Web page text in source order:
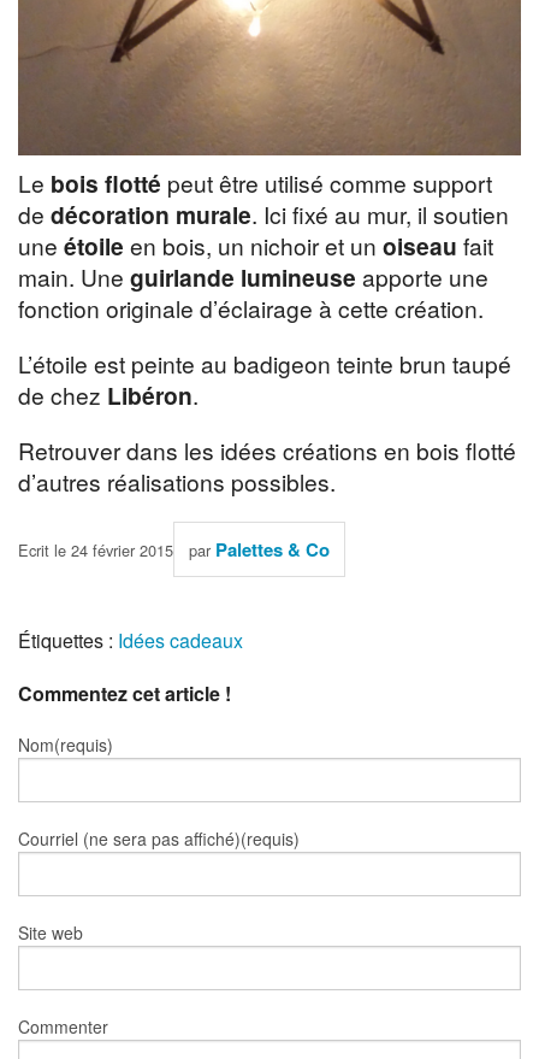
Le bois flotté peut être utilisé comme support
de décoration murale. Ici fixé au mur, il soutien
une étoile en bois, un nichoir et un oiseau fait
main. Une guirlande lumineuse apporte une
fonction originale d’éclairage à cette création.
L’étoile est peinte au badigeon teinte brun taupé
de chez Libéron.
Retrouver dans les idées créations en bois flotté
d’autres réalisations possibles.
Ecrit le 24 février 2015 par Palettes & Co
Étiquettes : Idées cadeaux
Commentez cet article !
Nom(requis)
Courriel (ne sera pas affiché)(requis)
Site web
Commenter